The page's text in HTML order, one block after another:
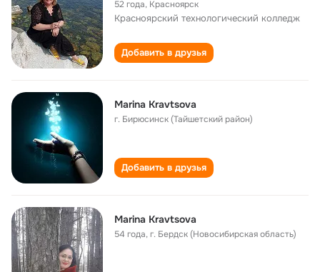
52 года, Красноярск
Красноярский технологический колледж
Добавить в друзья
Marina Kravtsova
г. Бирюсинск (Тайшетский район)
Добавить в друзья
Marina Kravtsova
54 года,г. Бердск (Новосибирская область)